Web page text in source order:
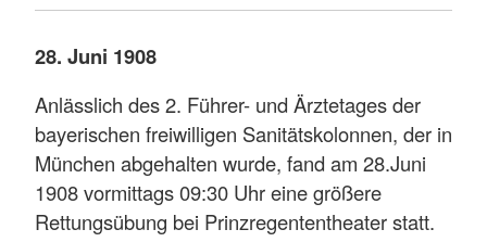
28. Juni 1908
Anlässlich des 2. Führer- und Ärztetages der
bayerischen freiwilligen Sanitätskolonnen, der in
München abgehalten wurde, fand am 28.Juni
1908 vormittags 09:30 Uhr eine größere
Rettungsübung bei Prinzregententheater statt.